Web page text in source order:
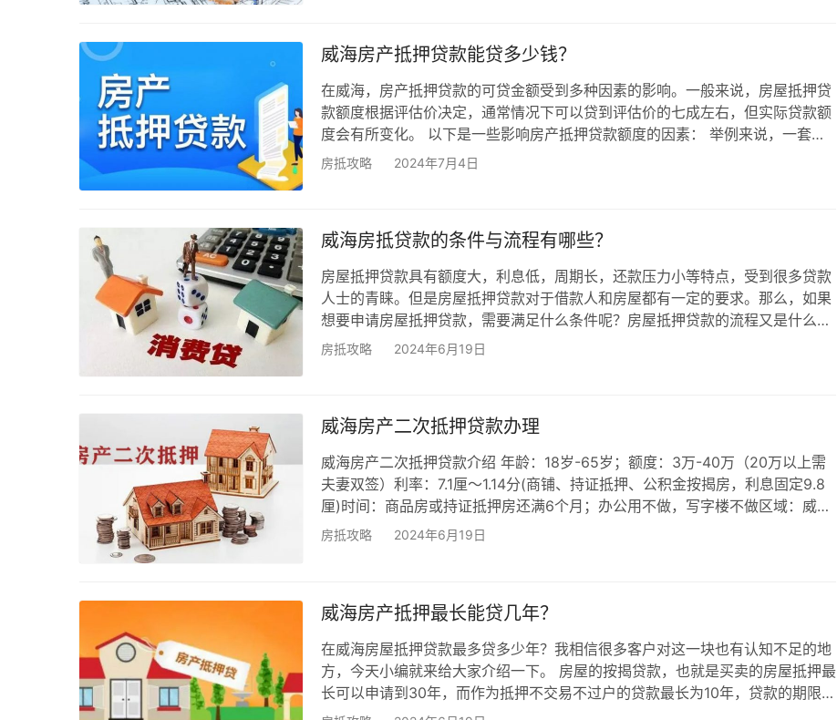
的空…
威海房产抵押贷款能贷多少钱？
在威海，房产抵押贷款的可贷金额受到多种因素的影响。一般来说，房屋抵押贷
款额度根据评估价决定，通常情况下可以贷到评估价的七成左右，但实际贷款额
度会有所变化。 以下是一些影响房产抵押贷款额度的因素： 举例来说，一套市
值 40 万的房子，在产权完整的情况下，经过评估和综合考量各因素后，最高的
房抵攻略 2024年7月4日
威海房抵贷款的条件与流程有哪些？
房屋抵押贷款具有额度大，利息低，周期长，还款压力小等特点，受到很多贷款
人士的青睐。但是房屋抵押贷款对于借款人和房屋都有一定的要求。那么，如果
想要申请房屋抵押贷款，需要满足什么条件呢？房屋抵押贷款的流程又是什么
呢？ 威海房屋抵押贷款要求如下： 1、在中国境内有固定住所、有当地城镇常住
的…
房抵攻略 2024年6月19日
威海房产二次抵押贷款办理
威海房产二次抵押贷款介绍 年龄：18岁-65岁；额度：3万-40万（20万以上需
夫妻双签）利率：7.1厘～1.14分(商铺、持证抵押、公积金按揭房，利息固定9.8
厘)时间：商品房或持证抵押房还满6个月；办公用不做，写字楼不做区域：威海
市及县市区的商品房或商类用房；房贷客群只可做住宅，不做公寓，不限土地性
房抵攻略 2024年6月19日
威海房产抵押最长能贷几年？
在威海房屋抵押贷款最多贷多少年？我相信很多客户对这一块也有认知不足的地
方，今天小编就来给大家介绍一下。 房屋的按揭贷款，也就是买卖的房屋抵押最
长可以申请到30年，而作为抵押不交易不过户的贷款最长为10年，贷款的期限根
据借款人的实际年龄，加起来不超过60周岁，部分银行可以放宽到70周岁。在